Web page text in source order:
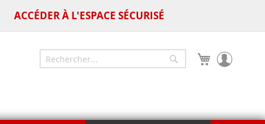
ACCÉDER À L'ESPACE SÉCURISÉ
Mon panier
Chercher